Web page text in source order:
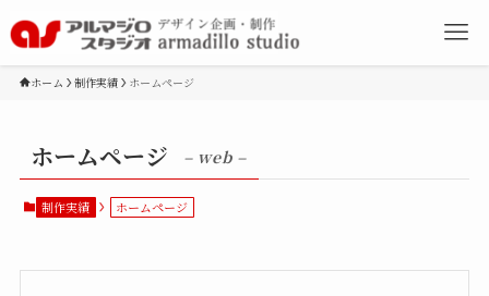
ホーム 制作実績 ホームページ
ホームページ – web –
制作実績 ホームページ